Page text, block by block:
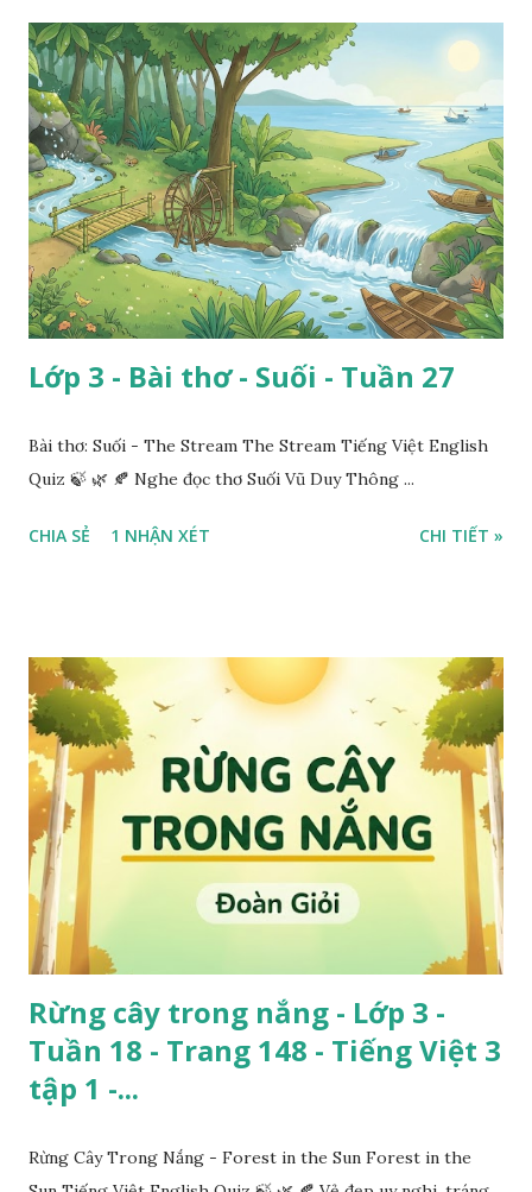
Lớp 3 - Bài thơ - Suối - Tuần 27
Bài thơ: Suối - The Stream The Stream Tiếng Việt English
Quiz 🍃 🌿 🍂 Nghe đọc thơ Suối Vũ Duy Thông ...
CHIA SẺ 1 NHẬN XÉT CHI TIẾT »
Rừng cây trong nắng - Lớp 3 -
Tuần 18 - Trang 148 - Tiếng Việt 3
tập 1 -...
Rừng Cây Trong Nắng - Forest in the Sun Forest in the